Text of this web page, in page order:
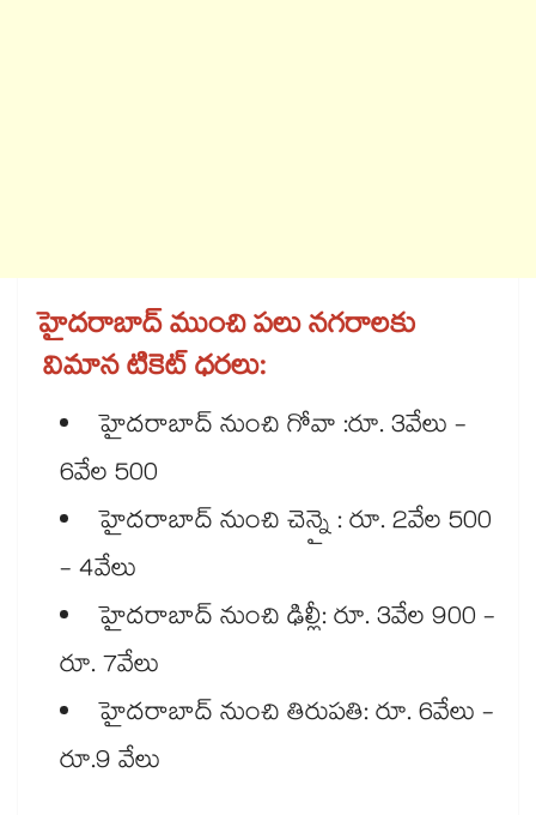
హైదరాబాద్ ముంచి పలు నగరాలకు
విమాన టికెట్ ధరలు:
హైదరాబాద్ నుంచి గోవా :రూ. 3వేలు -
6వేల 500
హైదరాబాద్ నుంచి చెన్నై : రూ. 2వేల 500
- 4వేలు
హైదరాబాద్ నుంచి ఢిల్లీ: రూ. 3వేల 900 -
రూ. 7వేలు
హైదరాబాద్ నుంచి తిరుపతి: రూ. 6వేలు -
రూ.9 వేలు